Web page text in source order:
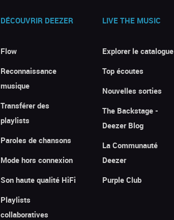
DÉCOUVRIR DEEZER
Flow
Reconnaissance
musique
Transférer des
playlists
Paroles de chansons
Mode hors connexion
Son haute qualité HiFi
Playlists
collaboratives
LIVE THE MUSIC
Explorer le catalogue
Top écoutes
Nouvelles sorties
The Backstage -
Deezer Blog
La Communauté
Deezer
Purple Club